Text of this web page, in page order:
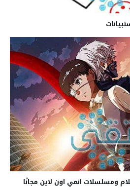
ومسلسلات انمي اون لاين مجانًا